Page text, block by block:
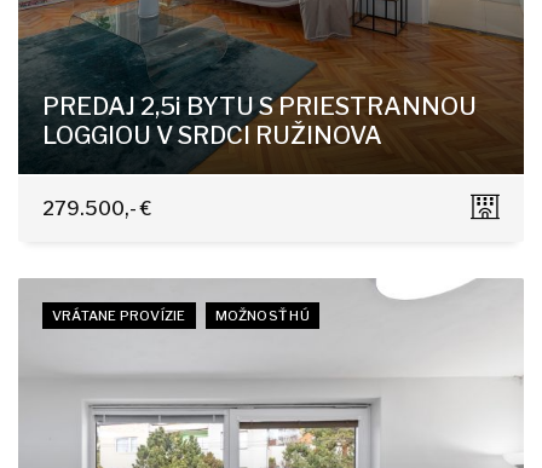
PREDAJ 2,5i BYTU S PRIESTRANNOU
LOGGIOU V SRDCI RUŽINOVA
Jadrová 13, Bratislava-Ružinov
279.500,- €
VRÁTANE PROVÍZIE MOŽNOSŤ HÚ